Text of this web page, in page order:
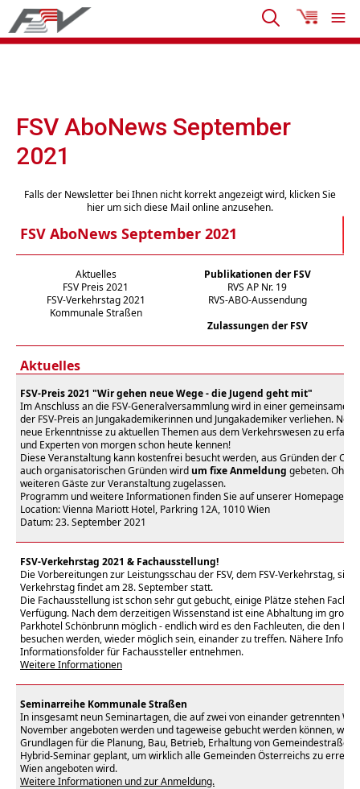
FSV AboNews September
2021
Falls der Newsletter bei Ihnen nicht korrekt angezeigt wird, klicken Sie
hier um sich diese Mail online anzusehen.
FSV AboNews September 2021
Aktuelles
Publikationen der FSV
FSV Preis 2021
FSV-Verkehrstag 2021
Kommunale Straßen
RVS AP Nr. 19
RVS-ABO-Aussendung
Zulassungen der FSV
Aktuelles
FSV-Preis 2021 "Wir gehen neue Wege - die Jugend geht mit"
Im Anschluss an die FSV-Generalversammlung wird in einer gemeinsamen
der FSV-Preis an Jungakademikerinnen und Jungakademiker verliehen.
neue Erkenntnisse zu aktuellen Themen aus dem Verkehrswesen zu
und Experten von morgen schon heute kennen!
Diese Veranstaltung kann kostenfrei besucht werden, aus Gründen der
auch organisatorischen Gründen wird um fixe Anmeldung gebeten. Ohne
weiteren Gäste zur Veranstaltung zugelassen.
Programm und weitere Informationen finden Sie auf unserer Homepage
Location: Vienna Mariott Hotel, Parkring 12A, 1010 Wien
Datum: 23. September 2021
FSV-Verkehrstag 2021 & Fachausstellung!
Die Vorbereitungen zur Leistungsschau der FSV, dem FSV-Verkehrstag,
Verkehrstag findet am28. Septemberstatt.
Die Fachausstellung ist schon sehr gut gebucht, einige Plätze stehen
Verfügung. Nach dem derzeitigen Wissenstand ist eine Abhaltung im
Parkhotel Schönbrunn möglich - endlich wird es den Fachleuten, die den
besuchen werden, wieder möglich sein, einander zu treffen. Nähere
Informationsfolder für Fachaussteller entnehmen.
Weitere Informationen
Seminarreihe Kommunale Straßen
In insgesamt neun Seminartagen, die auf zwei von einander getrennten
November angeboten werden und tageweise gebucht werden können,
Grundlagen für die Planung, Bau, Betrieb, Erhaltung von
Hybrid-Seminar geplant, um wirklich alle Gemeinden Österreichs zu
Wien angeboten wird.
Weitere Informationen und zur Anmeldung.